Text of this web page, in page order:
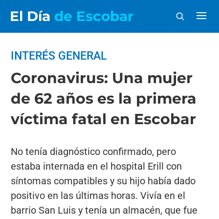
El Día de Escobar
INTERÉS GENERAL
Coronavirus: Una mujer
de 62 años es la primera
víctima fatal en Escobar
No tenía diagnóstico confirmado, pero
estaba internada en el hospital Erill con
síntomas compatibles y su hijo había dado
positivo en las últimas horas. Vivía en el
barrio San Luis y tenía un almacén, que fue